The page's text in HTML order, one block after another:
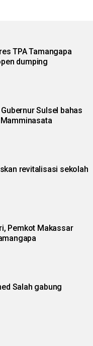
TPA Tamangapa
open dumping
Sulsel bahas
revitalisasi sekolah
Pemkot Makassar
Salah gabung